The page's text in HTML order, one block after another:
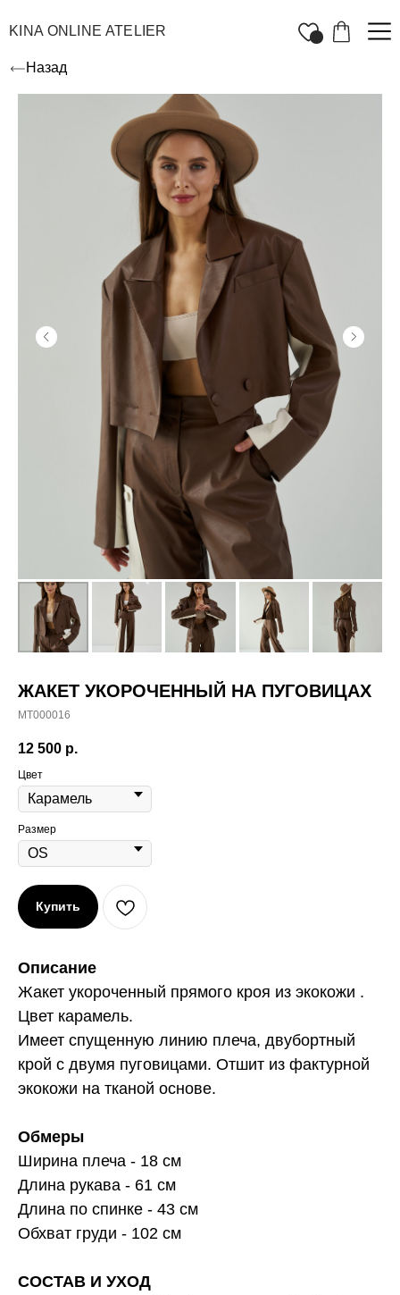
KINA ONLINE ATELIER
Назад
ЖАКЕТ УКОРОЧЕННЫЙ НА ПУГОВИЦАХ
MT000016
12 500 р.
Цвет
Размер
Купить
Описание
Жакет укороченный прямого кроя из экокожи .
Цвет карамель.
Имеет спущенную линию плеча, двубортный
крой с двумя пуговицами. Отшит из фактурной
экокожи на тканой основе.
Обмеры
Ширина плеча - 18 см
Длина рукава - 61 см
Длина по спинке - 43 см
Обхват груди - 102 см
СОСТАВ И УХОД